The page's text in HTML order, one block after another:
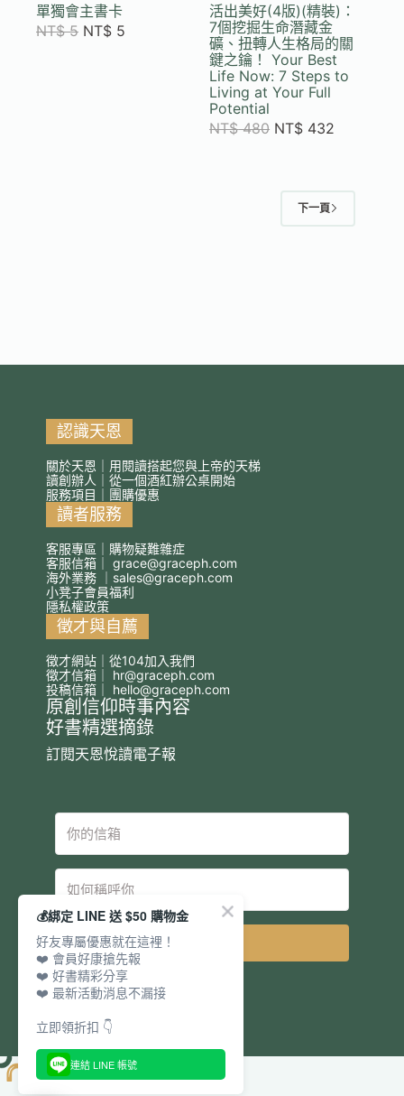
單獨會主書卡
NT$5 NT$ 5
活出美好(4版)(精裝)：
7個挖掘生命潛藏金
礦、扭轉人生格局的關
鍵之鑰！ Your Best
Life Now: 7 Steps to
Living at Your Full
Potential
NT$480 NT$ 432
下一頁
認識天恩
關於天恩｜用閱讀搭起您與上帝的天梯
讀創辦人｜從一個酒紅辦公桌開始
服務項目｜團購優惠
讀者服務
客服專區｜購物疑難雜症
客服信箱｜ grace@graceph.com
海外業務 ｜ sales@graceph.com
小凳子會員福利
隱私權政策
徵才與自薦
徵才網站｜從104加入我們
徵才信箱｜ hr@graceph.com
投稿信箱｜ hello@graceph.com
原創信仰時事內容
好書精選摘錄
訂閱天恩悅讀電子報
💰綁定 LINE 送 $50 購物金
好友專屬優惠就在這裡！
❤️ 會員好康搶先報
❤️ 好書精彩分享
❤️ 最新活動消息不漏接
立即領折扣 👇
連結 LINE 帳號